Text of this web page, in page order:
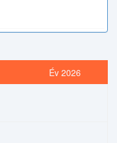
Év 2026